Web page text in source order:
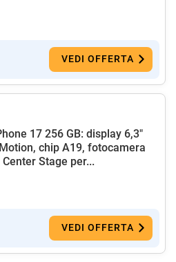
VEDI OFFERTA
17 256 GB: display 6,3"
chip A19, fotocamera
Stage per...
VEDI OFFERTA